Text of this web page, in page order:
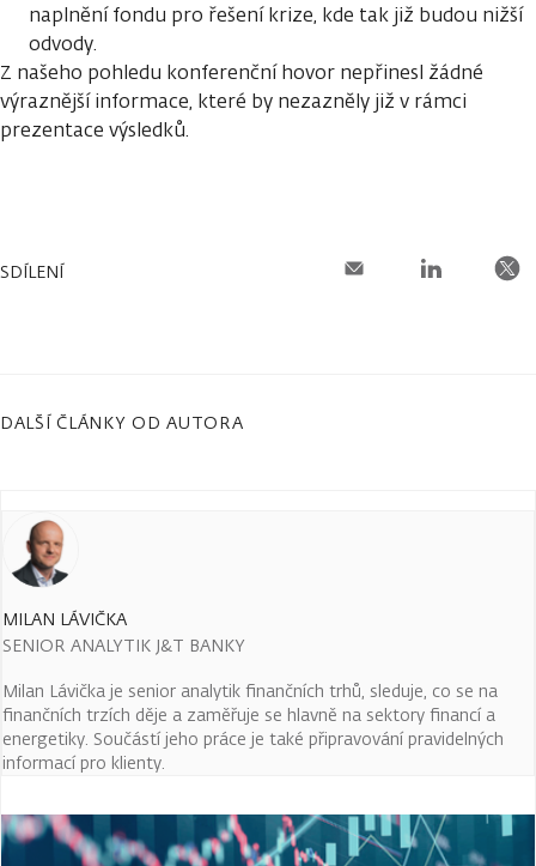
naplnění fondu pro řešení krize, kde tak již budou nižší
odvody.
Z našeho pohledu konferenční hovor nepřinesl žádné
výraznější informace, které by nezazněly již v rámci
prezentace výsledků.
SDÍLENÍ
DALŠÍ ČLÁNKY OD AUTORA
MILAN LÁVIČKA
SENIOR ANALYTIK J&T BANKY
Milan Lávička je senior analytik finančních trhů, sleduje, co se na
finančních trzích děje a zaměřuje se hlavně na sektory financí a
energetiky. Součástí jeho práce je také připravování pravidelných
informací pro klienty.